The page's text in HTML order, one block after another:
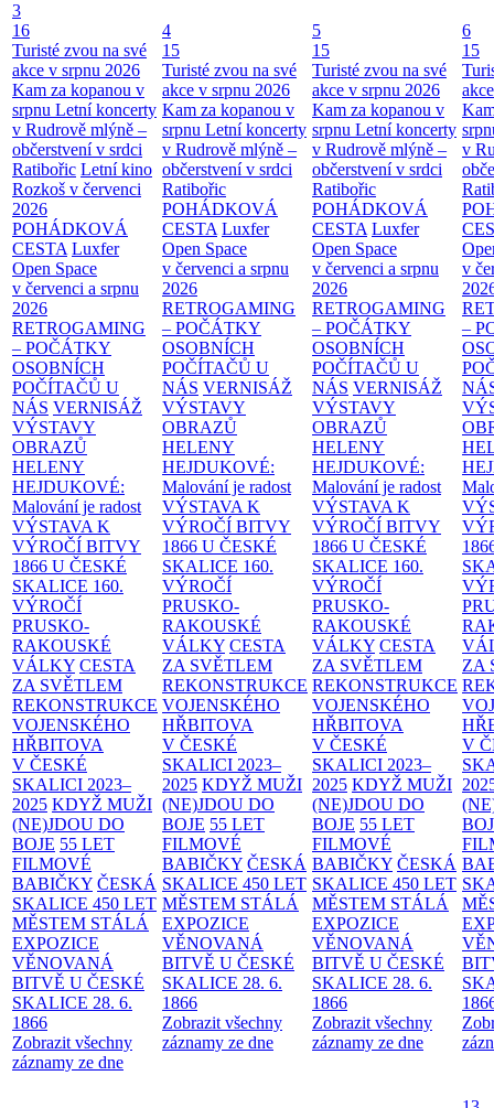
3
16
Turisté zvou na své
akce v srpnu 2026
Kam za kopanou v
srpnu Letní koncerty
v Rudrově mlýně –
občerstvení v srdci
Ratibořic Letní kino
Rozkoš v červenci
2026
POHÁDKOVÁ
CESTA Luxfer
Open Space
v červenci a srpnu
2026
RETROGAMING
– POČÁTKY
OSOBNÍCH
POČÍTAČŮ U
NÁS VERNISÁŽ
VÝSTAVY
OBRAZŮ
HELENY
HEJDUKOVÉ:
Malování je radost
VÝSTAVA K
VÝROČÍ BITVY
1866 U ČESKÉ
SKALICE 160.
VÝROČÍ
PRUSKO-
RAKOUSKÉ
VÁLKY CESTA
ZA SVĚTLEM
REKONSTRUKCE
VOJENSKÉHO
HŘBITOVA
V ČESKÉ
SKALICI 2023–
2025 KDYŽ MUŽI
(NE)JDOU DO
BOJE 55 LET
FILMOVÉ
BABIČKY ČESKÁ
SKALICE 450 LET
MĚSTEM STÁLÁ
EXPOZICE
VĚNOVANÁ
BITVĚ U ČESKÉ
SKALICE 28. 6.
1866
Zobrazit všechny
záznamy ze dne
4
15
Turisté zvou na své
akce v srpnu 2026
Kam za kopanou v
srpnu Letní koncerty
v Rudrově mlýně –
občerstvení v srdci
Ratibořic
POHÁDKOVÁ
CESTA Luxfer
Open Space
v červenci a srpnu
2026
RETROGAMING
– POČÁTKY
OSOBNÍCH
POČÍTAČŮ U
NÁS VERNISÁŽ
VÝSTAVY
OBRAZŮ
HELENY
HEJDUKOVÉ:
Malování je radost
VÝSTAVA K
VÝROČÍ BITVY
1866 U ČESKÉ
SKALICE 160.
VÝROČÍ
PRUSKO-
RAKOUSKÉ
VÁLKY CESTA
ZA SVĚTLEM
REKONSTRUKCE
VOJENSKÉHO
HŘBITOVA
V ČESKÉ
SKALICI 2023–
2025 KDYŽ MUŽI
(NE)JDOU DO
BOJE 55 LET
FILMOVÉ
BABIČKY ČESKÁ
SKALICE 450 LET
MĚSTEM STÁLÁ
EXPOZICE
VĚNOVANÁ
BITVĚ U ČESKÉ
SKALICE 28. 6.
1866
Zobrazit všechny
záznamy ze dne
5
15
Turisté zvou na své
akce v srpnu 2026
Kam za kopanou v
srpnu Letní koncerty
v Rudrově mlýně –
občerstvení v srdci
Ratibořic
POHÁDKOVÁ
CESTA Luxfer
Open Space
v červenci a srpnu
2026
RETROGAMING
– POČÁTKY
OSOBNÍCH
POČÍTAČŮ U
NÁS VERNISÁŽ
VÝSTAVY
OBRAZŮ
HELENY
HEJDUKOVÉ:
Malování je radost
VÝSTAVA K
VÝROČÍ BITVY
1866 U ČESKÉ
SKALICE 160.
VÝROČÍ
PRUSKO-
RAKOUSKÉ
VÁLKY CESTA
ZA SVĚTLEM
REKONSTRUKCE
VOJENSKÉHO
HŘBITOVA
V ČESKÉ
SKALICI 2023–
2025 KDYŽ MUŽI
(NE)JDOU DO
BOJE 55 LET
FILMOVÉ
BABIČKY ČESKÁ
SKALICE 450 LET
MĚSTEM STÁLÁ
EXPOZICE
VĚNOVANÁ
BITVĚ U ČESKÉ
SKALICE 28. 6.
1866
Zobrazit všechny
záznamy ze dne
6
15
v
v
–
ZA
V